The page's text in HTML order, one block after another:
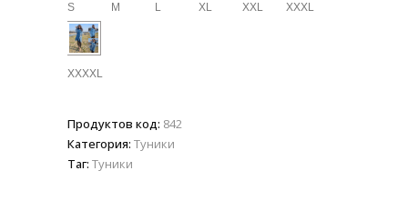
S M L XL XXL XXXL
XXXXL
Продуктов код: 842
Категория: Туники
Таг: Туники